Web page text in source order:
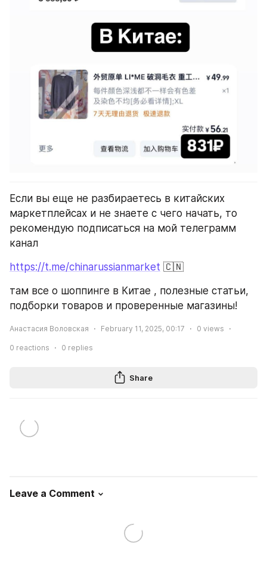
Если вы еще не разбираетесь в китайских
маркетплейсах и не знаете с чего начать, то
рекомендую подписаться на мой телеграмм
канал
https://t.me/chinarussianmarket 🇨🇳
там все о шоппинге в Китае , полезные статьи,
подборки товаров и проверенные магазины!
Анастасия Воловская February 11, 2025, 00:17 0 views
0 reactions 0 replies
Share
Leave a Comment